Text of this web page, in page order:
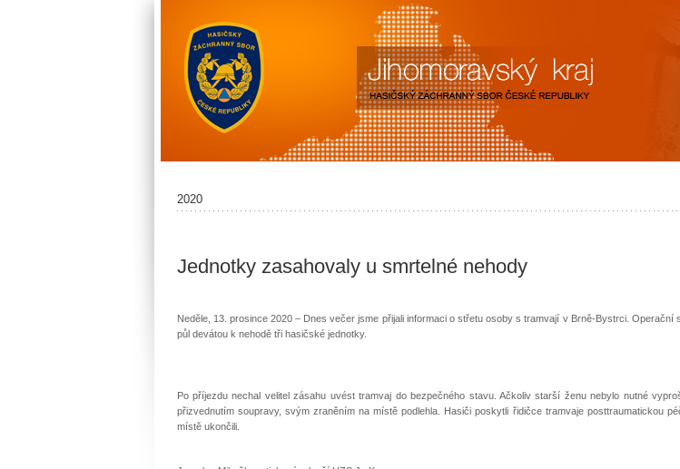
2020
Jednotky zasahovaly u smrtelné nehody
Neděle, 13. prosince 2020 – Dnes večer jsme přijali informaci o střetu osoby s tramvají v Brně-Bystrci. Operační
půl devátou k nehodě tři hasičské jednotky.
Po příjezdu nechal velitel zásahu uvést tramvaj do bezpečného stavu. Ačkoliv starší ženu nebylo nutné
přizvednutím soupravy, svým zraněním na místě podlehla. Hasiči poskytli řidičce tramvaje posttraumatickou
místě ukončili.